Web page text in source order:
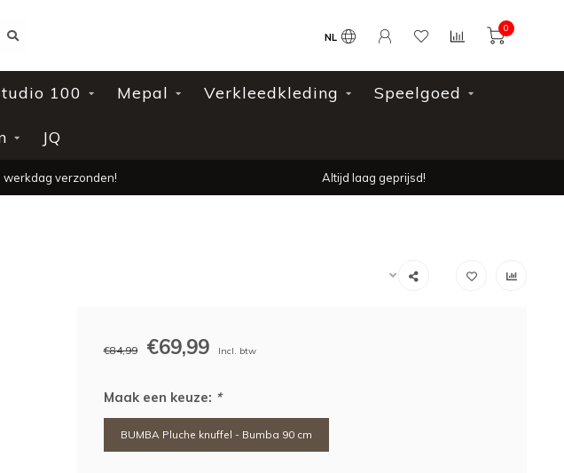
NL
0
100 Mepal Verkleedkleding Speelgoed
JQ
werkdag verzonden! Altijd laag geprijsd!
€84,99 €69,99 Incl. btw
Maak een keuze: *
BUMBA Pluche knuffel - Bumba 90 cm